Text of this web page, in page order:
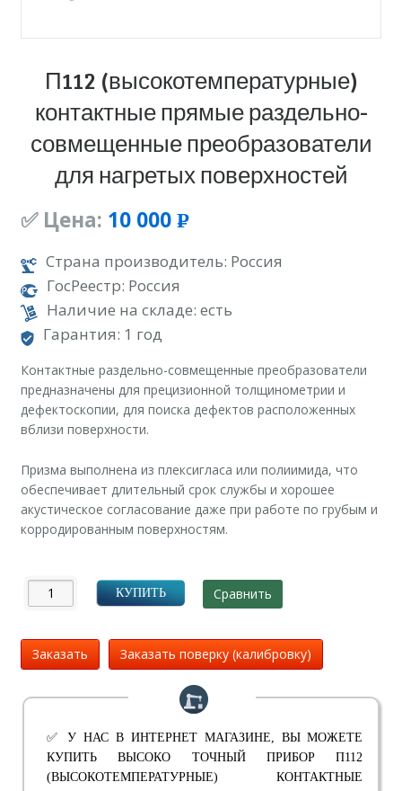
П112 (высокотемпературные)
контактные прямые раздельно-
совмещенные преобразователи
для нагретых поверхностей
✅ Цена: 10 000 Р
УБ.
Страна производитель: Россия
ГосРеестр: Россия
Наличие на складе: есть
Гарантия: 1 год
Контактные раздельно-совмещенные преобразователи
предназначены для прецизионной толщинометрии и
дефектоскопии, для поиска дефектов расположенных
вблизи поверхности.
Призма выполнена из плексигласа или полиимида, что
обеспечивает длительный срок службы и хорошее
акустическое согласование даже при работе по грубым и
корродированным поверхностям.
КУПИТЬ Сравнить
Заказать Заказать поверку (калибровку)
✅ У НАС В ИНТЕРНЕТ МАГАЗИНЕ, ВЫ МОЖЕТЕ
КУПИТЬ ВЫСОКО ТОЧНЫЙ ПРИБОР П112
(ВЫСОКОТЕМПЕРАТУРНЫЕ) КОНТАКТНЫЕ